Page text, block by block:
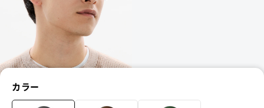
カラー